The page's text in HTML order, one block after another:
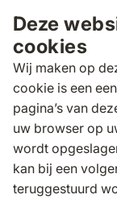
Deze
cookies
Wij maken op
cookie is een
pagina’s van
uw browser op
wordt
kan bij een
teruggestuurd
Zoeken
Tuintafels